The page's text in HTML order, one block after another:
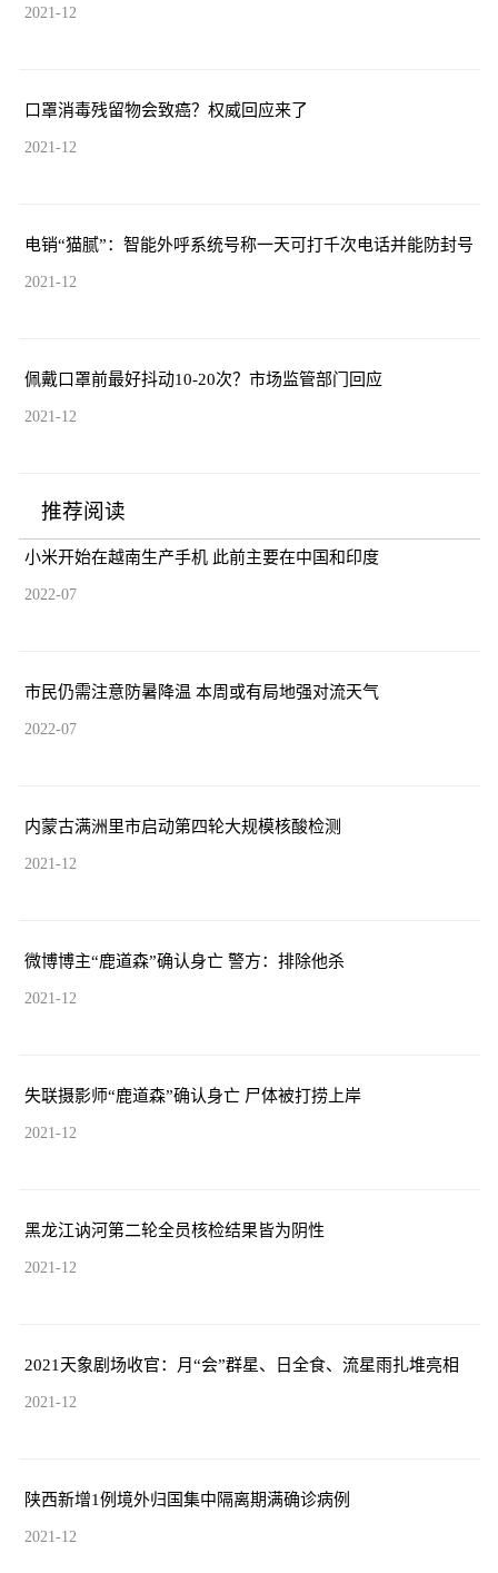
2021-12
口罩消毒残留物会致癌？权威回应来了
2021-12
电销“猫腻”：智能外呼系统号称一天可打千次电话并能防封号
2021-12
佩戴口罩前最好抖动10-20次？市场监管部门回应
2021-12
推荐阅读
小米开始在越南生产手机 此前主要在中国和印度
2022-07
市民仍需注意防暑降温 本周或有局地强对流天气
2022-07
内蒙古满洲里市启动第四轮大规模核酸检测
2021-12
微博博主“鹿道森”确认身亡 警方：排除他杀
2021-12
失联摄影师“鹿道森”确认身亡 尸体被打捞上岸
2021-12
黑龙江讷河第二轮全员核检结果皆为阴性
2021-12
2021天象剧场收官：月“会”群星、日全食、流星雨扎堆亮相
2021-12
陕西新增1例境外归国集中隔离期满确诊病例
2021-12